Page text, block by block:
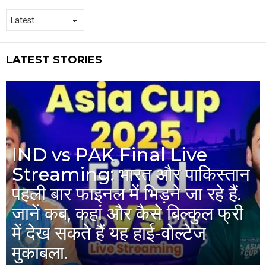
LATEST STORIES
IND vs PAK Final Live
Streaming: भारत और पाकिस्तान
पहली बार फाइनल में भिड़ने जा रहे हैं.
जानें कब, कहां और कैसे बिल्कुल फ्री
में देख सकते हैं यह हाई-वोल्टेज
मुकाबला.